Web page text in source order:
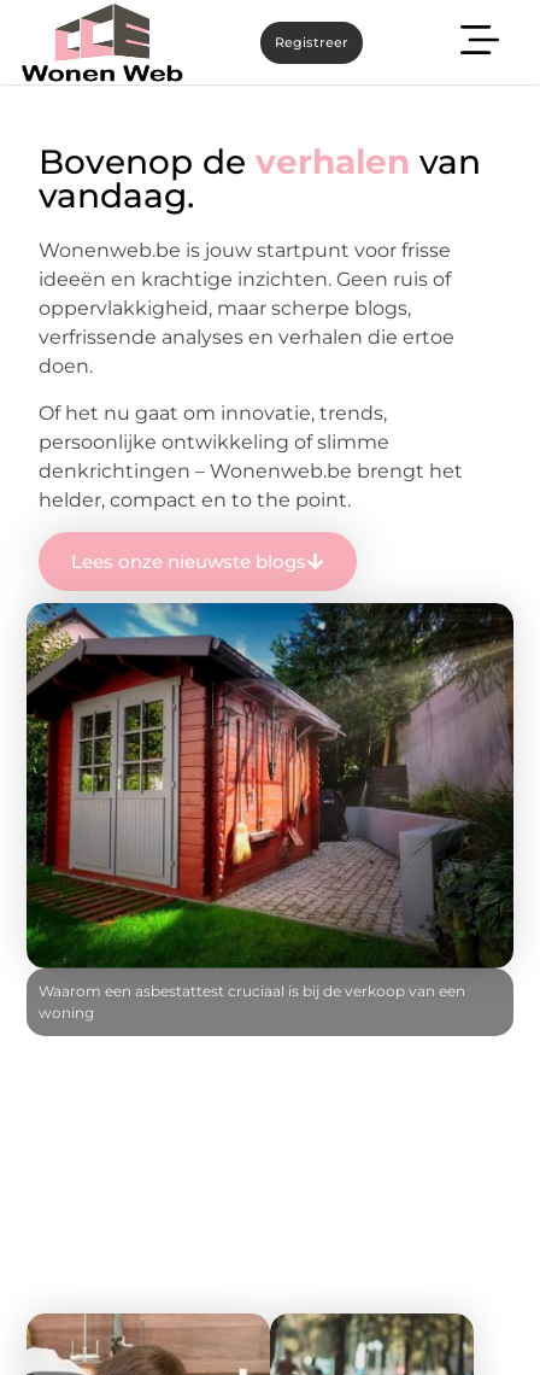
Registreer
Bovenop deverhalenvan
vandaag.
Wonenweb.be is jouw startpunt voor frisse
ideeën en krachtige inzichten. Geen ruis of
oppervlakkigheid, maar scherpe blogs,
verfrissende analyses en verhalen die ertoe
doen.
Of het nu gaat om innovatie, trends,
persoonlijke ontwikkeling of slimme
denkrichtingen – Wonenweb.be brengt het
helder, compact en to the point.
Lees onze nieuwste blogs
Waarom een asbestattest cruciaal is bij de verkoop van een
woning